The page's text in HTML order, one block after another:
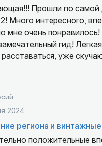
Прошли по
Много интересного,
мне очень
гид!
уже
2024
региона и винтажные
положительные